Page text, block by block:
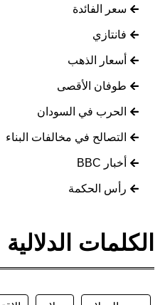
سعر الفائدة
فانتازي
أسعار الذهب
طوفان الأقصى
الحرب في السودان
التصالح في مخالفات البناء
أخبار BBC
رأس الحكمة
الكلمات الدلالية